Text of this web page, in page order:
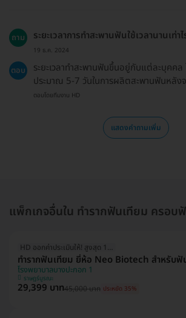
ถาม ระยะเวลาการทำสะพานฟันใช้เวลานานเท่าไ
19 ธ.ค. 2024
ตอบ
ระยะเวลาทำสะพานฟันขึ้นอยู่กับแต่ละบุคคล
ประมาณ 5-7 วันในการผลิตสะพานฟันหลังจ
ตอบโดยทีมงาน HD
แสดงคำถามเพิ่ม
แพ็กเกจอื่นใน ทำรากฟันเทียม ครอบ
HD ออกค่าประเมินให้! สูงสุด 1500 บ.
ทำรากฟันเทียม ยี่ห้อ Neo Biotech สำหรับฟั
โรงพยาบาลบางปะกอก 1
ราษฎร์บูรณะ
29,399 บาท45,000 บาท ประหยัด 35%